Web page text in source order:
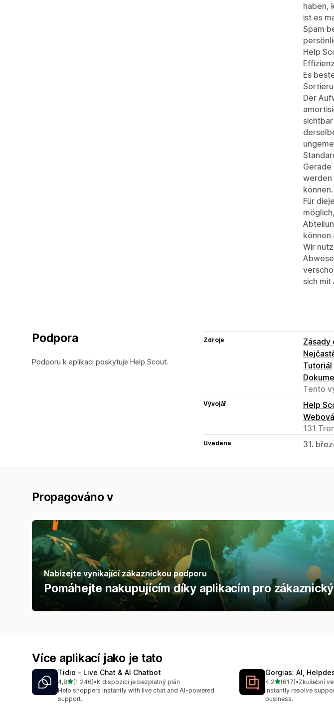
haben,
ist es
Spam
Help
Es
Der
werden
können.
Für
können
Wir
sich
Podpora
Podporu k aplikaci poskytuje Help Scout.
Zdroje
Zásady
Tutoriál
Tento
Vývojář
Help
131
Uvedena 31.
Propagováno v
Nabízejte vynikající zákaznickou podporu
Pomáhejte nakupujícím díky aplikacím pro
Více aplikací jako je tato
Tidio ‑ Live Chat & AI Chatbot
4,8z 5 hvězd
(1 246)
Celkový počet recenzí: 1246
•K dispozici je bezplatný plán
Help shoppers instantly with live chat and AI-powered
support.
Gorgias: AI,
4,2z 5 hvězd
(617)
Celkový počet recenzí:
•Zkušební
Instantly resolve
business.